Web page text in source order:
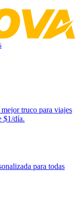
truco para viajes
$1/día.
para todas